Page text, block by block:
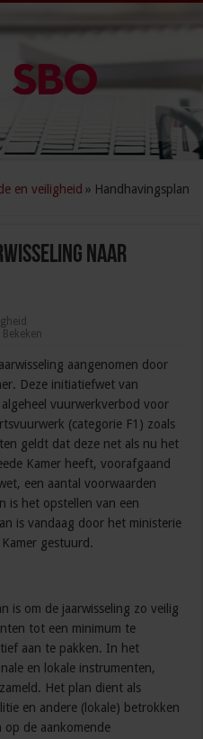
en veiligheid » Handhavingsplan
naar
Bekeken
aangenomen door
Deze initiatiefwet van
vuurwerkverbod voor
(categorie F1) zoals
geldt dat deze net als nu het
Kamer heeft, voorafgaand
een aantal voorwaarden
is het opstellen van een
is vandaag door het ministerie
gestuurd.
is om de jaarwisseling zo veilig
tot een minimum te
aan te pakken. In het
en lokale instrumenten,
Het plan dient als
en andere (lokale) betrokken
de aankomende